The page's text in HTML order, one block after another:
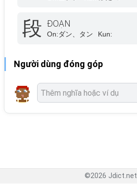
段 ĐOẠN
On:ダン、タン Kun:
Người dùng đóng góp
©2026 Jdict.net